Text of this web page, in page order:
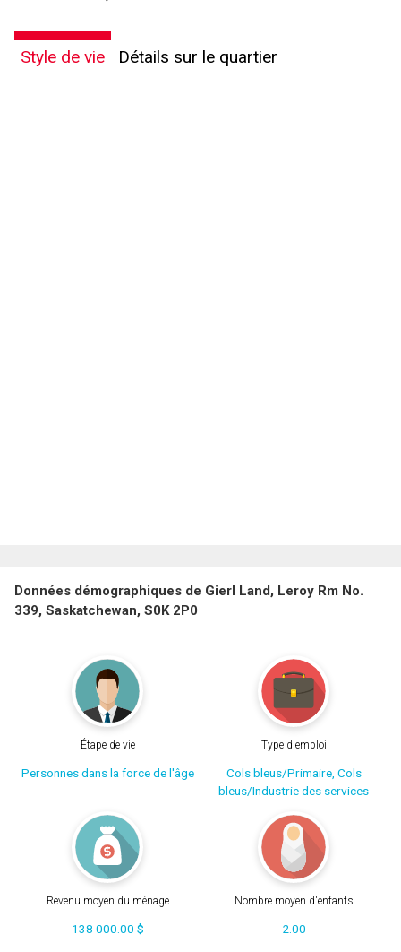
Style de vie Détails sur le quartier
Données démographiques de Gierl Land, Leroy Rm No.
339, Saskatchewan, S0K 2P0
Étape de vie
Personnes dans la force de l'âge
Type d'emploi
Cols bleus/Primaire, Cols
bleus/Industrie des services
Revenu moyen du ménage
138 000.00 $
Nombre moyen d'enfants
2.00